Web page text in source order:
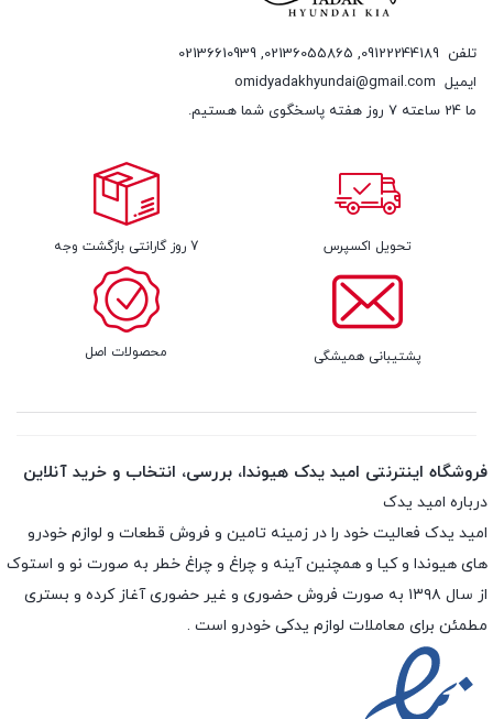
تلفن 09122244189
,
02136055865
,
02136610939
ایمیل omidyadakhyundai@gmail.com
ما 24 ساعته 7 روز هفته پاسخگوی شما هستیم.
تحویل اکسپرس 7 روز گارانتی بازگشت وجه
پشتیبانی همیشگی محصولات اصل
فروشگاه اینترنتی امید یدک هیوندا، بررسی، انتخاب و خرید آنلاین
درباره امید یدک
امید یدک فعالیت خود را در زمینه تامین و فروش قطعات و لوازم خودرو
های هیوندا و کیا و همچنین آینه و چراغ و چراغ خطر به صورت نو و استوک
از سال ۱۳۹۸ به صورت فروش حضوری و غیر حضوری آغاز کرده و بستری
مطمئن برای معاملات لوازم یدکی خودرو است .